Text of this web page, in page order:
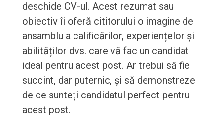
deschide CV-ul. Acest rezumat sau
obiectiv îi oferă cititorului o imagine de
ansamblu a calificărilor, experiențelor și
abilităților dvs. care vă fac un candidat
ideal pentru acest post. Ar trebui să fie
succint, dar puternic, și să demonstreze
de ce sunteți candidatul perfect pentru
acest post.